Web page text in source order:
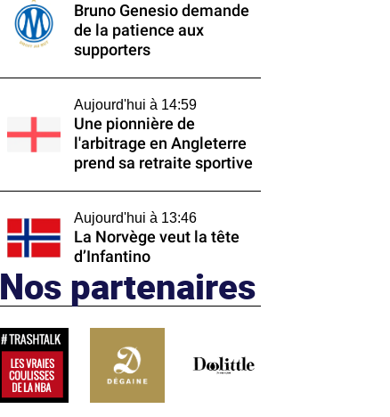
Bruno Genesio demande
de la patience aux
supporters
Aujourd'hui à 14:59
Une pionnière de
l'arbitrage en Angleterre
prend sa retraite sportive
Aujourd'hui à 13:46
La Norvège veut la tête
d’Infantino
Nos partenaires